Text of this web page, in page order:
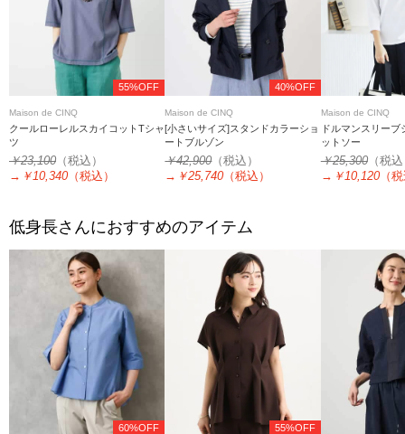
55%OFF
Maison de CINQ
クールローレルスカイコットTシャ
ツ
￥23,100 （税込）
→ ￥10,340 （税込）
40%OFF
Maison de CINQ
[小さいサイズ]スタンドカラーショ
ートブルゾン
￥42,900（税込）
→ ￥25,740 （税込）
Maison de CINQ
ドルマンスリー
ットソー
￥25,300（税
→ ￥10,120（
低身長さんにおすすめのアイテム
60%OFF 55%OFF